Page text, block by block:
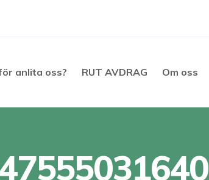
anlita oss? RUT AVDRAG Om oss